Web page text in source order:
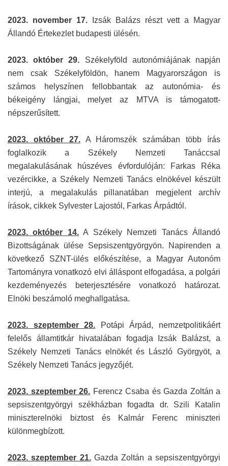
2023. november 17. Izsák Balázs részt vett a Magyar
Állandó Értekezlet budapesti ülésén.
2023. október 29. Székelyföld autonómiájának napján
nem csak Székelyföldön, hanem Magyarországon is
számos helyszínen fellobbantak az autonómia- és
békeigény lángjai, melyet az MTVA is támogatott-
népszerűsített.
2023. október 27.A Háromszék számában több írás
foglalkozik a Székely Nemzeti Tanáccsal
megalakulásának húszéves évfordulóján: Farkas Réka
vezércikke, a Székely Nemzeti Tanács elnökével készült
interjú, a megalakulás pillanatában megjelent archív
írások, cikkek Sylvester Lajostól, Farkas Árpádtól.
2023. október 14.A Székely Nemzeti Tanács Állandó
Bizottságának ülése Sepsiszentgyörgyön. Napirenden a
következő SZNT-ülés előkészítése, a Magyar Autonóm
Tartományra vonatkozó elvi álláspont elfogadása, a polgári
kezdeményezés beterjesztésére vonatkozó határozat.
Elnöki beszámoló meghallgatása.
2023. szeptember 28. Potápi Árpád, nemzetpolitikáért
felelős államtitkár hivatalában fogadja Izsák Balázst, a
Székely Nemzeti Tanács elnökét és László Györgyöt, a
Székely Nemzeti Tanács jegyzőjét.
2023. szeptember 26. Ferencz Csaba és Gazda Zoltán a
sepsiszentgyörgyi székházban fogadta dr. Szili Katalin
miniszterelnöki biztost és Kalmár Ferenc miniszteri
különmegbízott.
2023. szeptember 21.Gazda Zoltán a sepsiszentgyörgyi